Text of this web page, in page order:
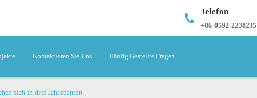
Telefon
+86-0592-2238235
Kontaktieren Sie Uns Häufig Gestellte Fragen
sich in drei Jahrzehnten